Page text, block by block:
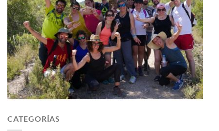
CATEGORÍAS